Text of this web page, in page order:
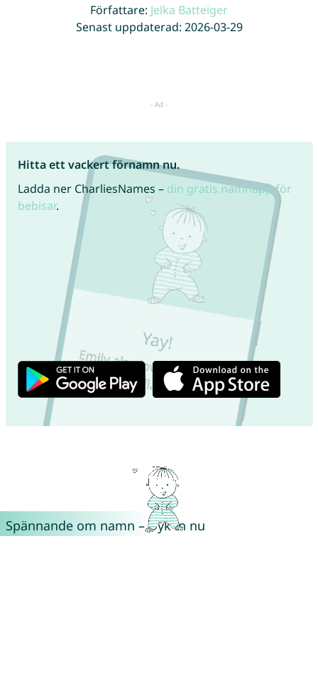
Författare: Jelka Batteiger
Senast uppdaterad: 2026-03-29
Hitta ett vackert förnamn nu.
Ladda ner CharliesNames – din gratis namnapp för
bebisar.
Spännande om namn – Dyk in nu